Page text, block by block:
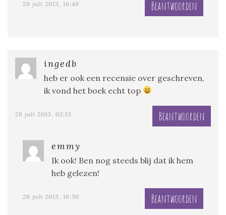
28 juli 2013, 16:49 Beantwoorden
ingedb
heb er ook een recensie over geschreven,
ik vond het boek echt top
28 juli 2013, 02:13 Beantwoorden
emmy
Ik ook! Ben nog steeds blij dat ik hem
heb gelezen!
28 juli 2013, 16:50 Beantwoorden